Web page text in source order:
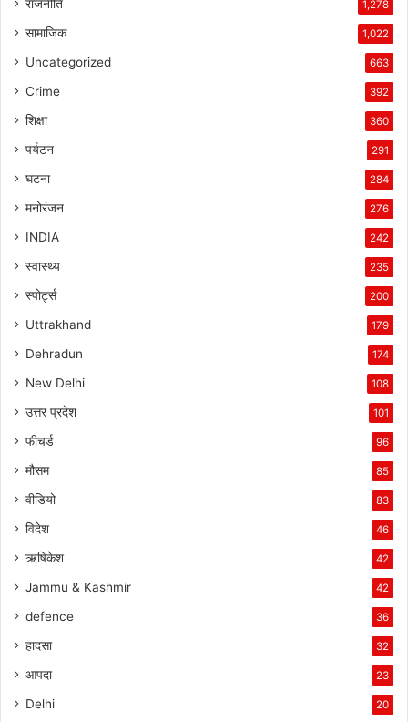
राजनीति 1,278
सामाजिक 1,022
Uncategorized 663
Crime 392
शिक्षा 360
पर्यटन 291
घटना 284
मनोरंजन 276
INDIA 242
स्वास्थ्य 235
स्पोर्ट्स 200
Uttrakhand 179
Dehradun 174
New Delhi 108
उत्तर प्रदेश 101
फीचर्ड 96
मौसम 85
वीडियो 83
विदेश 46
ऋषिकेश 42
Jammu & Kashmir 42
defence 36
हादसा 32
आपदा 23
Delhi 20